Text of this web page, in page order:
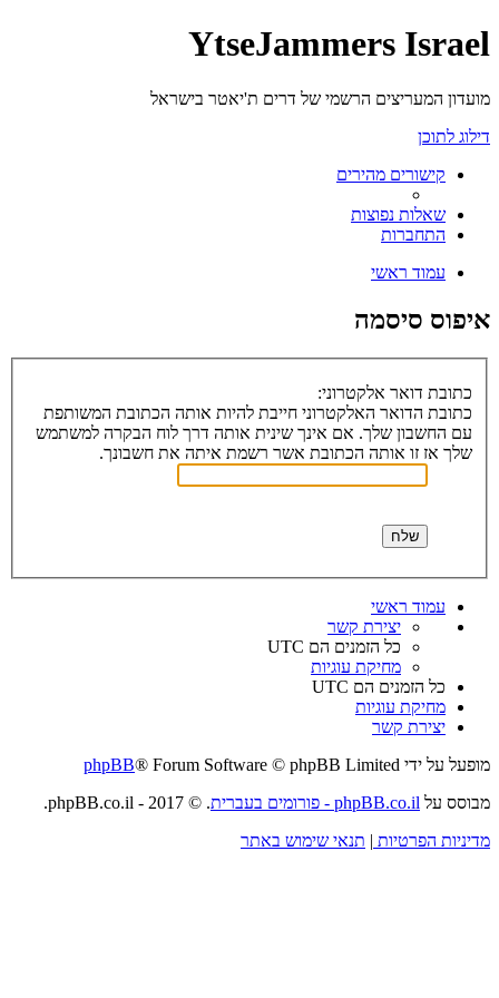
YtseJammers Israel
מועדון המעריצים הרשמי של דרים ת'יאטר בישראל
דילוג לתוכן
קישורים מהירים
שאלות נפוצות
התחברות
עמוד ראשי
איפוס סיסמה
כתובת דואר אלקטרוני:
כתובת הדואר האלקטרוני חייבת להיות אותה הכתובת המשותפת
עם החשבון שלך. אם אינך שינית אותה דרך לוח הבקרה למשתמש
שלך אז זו אותה הכתובת אשר רשמת איתה את חשבונך.
עמוד ראשי
יצירת קשר
כל הזמנים הם UTC
מחיקת עוגיות
כל הזמנים הם UTC
מחיקת עוגיות
יצירת קשר
מופעל על ידי
phpBB® Forum Software © phpBB Limited
מבוסס על phpBB.co.il - פורומים בעברית
. © 2017 - phpBB.co.il.
מדיניות הפרטיות | תנאי שימוש באתר